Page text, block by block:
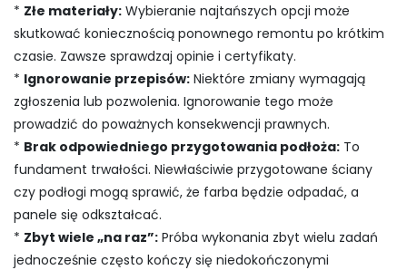
* Złe materiały: Wybieranie najtańszych opcji może
skutkować koniecznością ponownego remontu po krótkim
czasie. Zawsze sprawdzaj opinie i certyfikaty.
* Ignorowanie przepisów: Niektóre zmiany wymagają
zgłoszenia lub pozwolenia. Ignorowanie tego może
prowadzić do poważnych konsekwencji prawnych.
* Brak odpowiedniego przygotowania podłoża: To
fundament trwałości. Niewłaściwie przygotowane ściany
czy podłogi mogą sprawić, że farba będzie odpadać, a
panele się odkształcać.
* Zbyt wiele „na raz”: Próba wykonania zbyt wielu zadań
jednocześnie często kończy się niedokończonymi